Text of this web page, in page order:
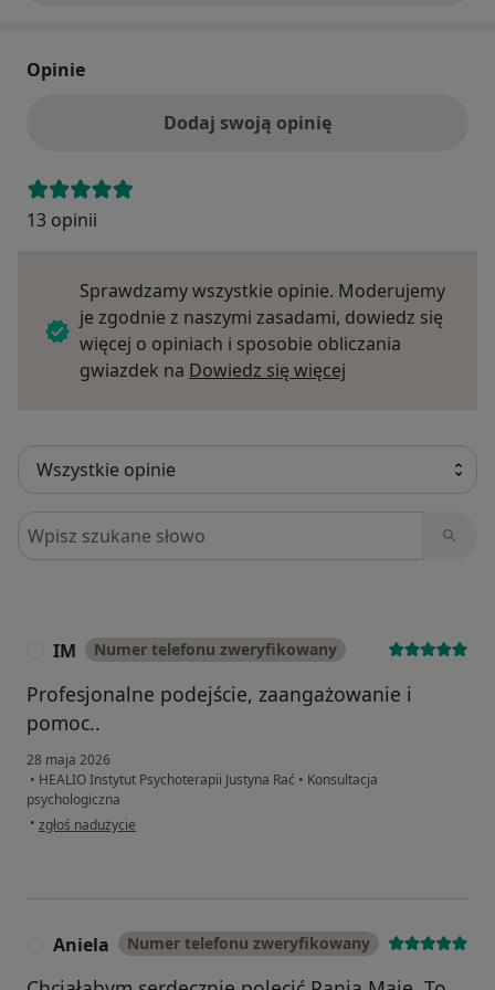
Opinie
Dodaj swoją opinię
13 opinii
Sprawdzamy wszystkie opinie. Moderujemy
je zgodnie z naszymi zasadami, dowiedz się
więcej o opiniach i sposobie obliczania
gwiazdek na Dowiedz się więcej
Szukaj w opiniach
IM Numer telefonu zweryfikowany
Profesjonalne podejście, zaangażowanie i
pomoc..
28 maja 2026
• HEALIO Instytut Psychoterapii Justyna Rać • Konsultacja
psychologiczna
• w opinii użytkownika IM
zgłoś nadużycie
Aniela Numer telefonu zweryfikowany